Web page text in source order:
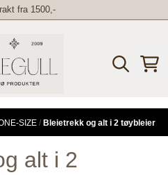
fra 1500,-
SIZE / Bleietrekk og alt i 2 tøybleier
alt i 2